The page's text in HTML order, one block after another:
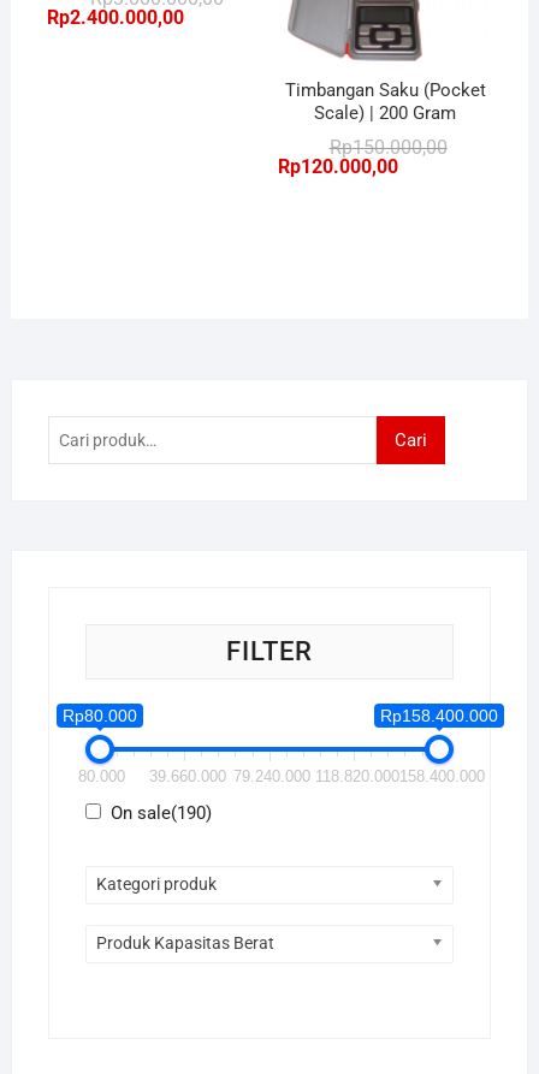
Rp3.000.000,00.
Rp2.400.000,00
Timbangan Saku (Pocket
Scale) | 200 Gram
Rp150.000,00Harga
Rp120.000,00
Harga
Pencarian
Cari
FILTER
Rp80.000 Rp158.400.000
80.000 39.660.000 79.240.000 118.820.000158.400.000
On sale(190)
Kategori produk
Produk Kapasitas Berat